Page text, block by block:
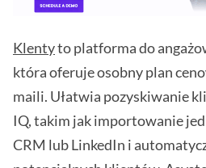
Klentyto platforma do
która oferuje osobny plan
maili. Ułatwia pozyskiwanie
IQ, takim jak importowanie
CRM lub LinkedIn i